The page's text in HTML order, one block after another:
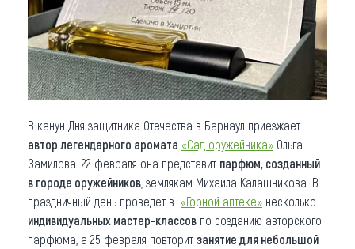
Коллекция впечатлений
Другие рубрики
В канун Дня защитника Отечества в Барнаул приезжает
автор легендарного аромата «Сад оружейника» Ольга
Замилова. 22 февраля она представит парфюм, созданный
в городе оружейников , землякам Михаила Калашникова. В
праздничный день проведет в «Горной аптеке» несколько
индивидуальных мастер-классов по созданию авторского
парфюма, а 25 февраля повторит занятие для небольшой